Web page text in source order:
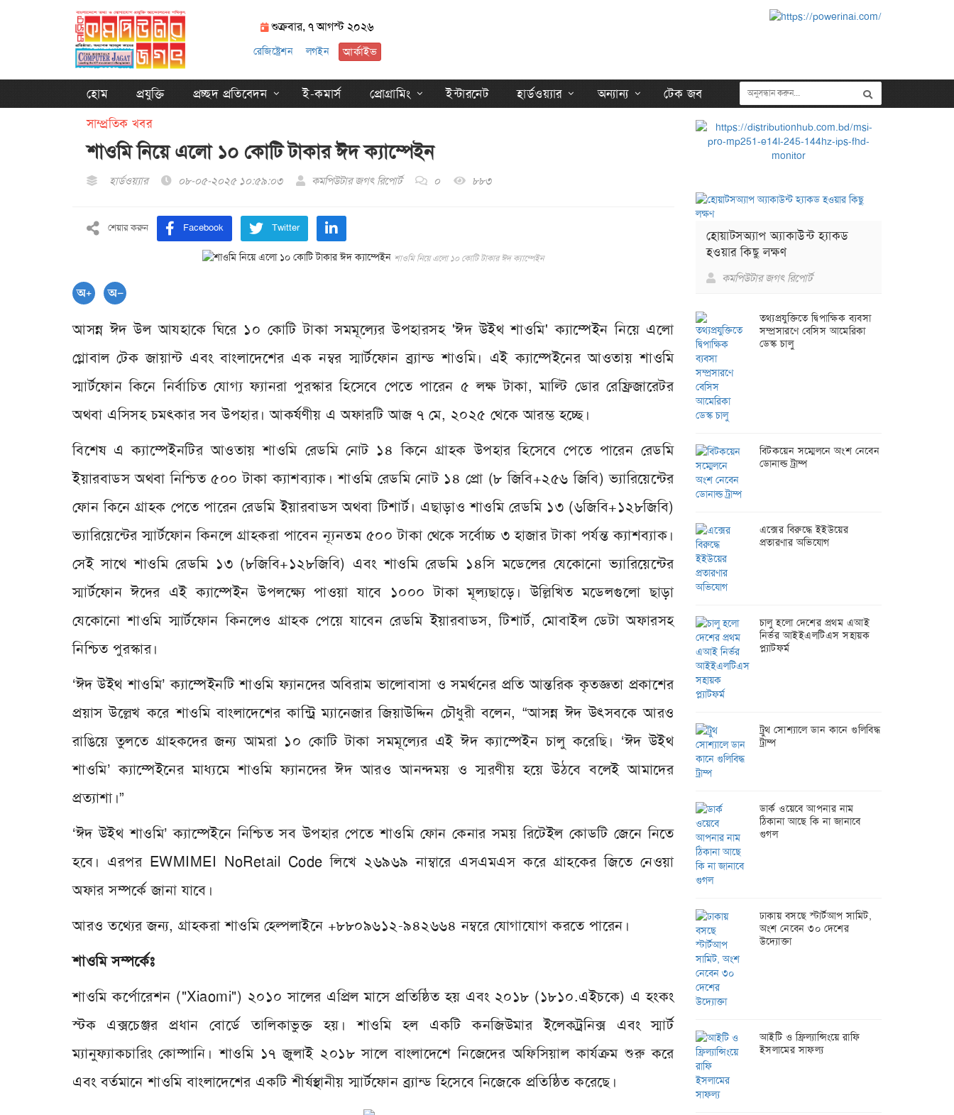
শুক্রবার, ৭ আগস্ট ২০২৬
রেজিষ্ট্রেশন লগইন আর্কাইভ
হোম প্রযুক্তি প্রচ্ছদ প্রতিবেদন ই-কমার্স প্রোগ্রামিং ইন্টারনেট হার্ডওয়্যার অন্যান্য
টেক জব
সাম্প্রতিক খবর
শাওমি নিয়ে এলো ১০ কোটি টাকার ঈদ ক্যাম্পেইন
হার্ডওয়্যার ০৮-০৫-২০২৫ ১০:৫৯:০৩ কমপিউটার জগৎ রিপোর্ট ০ ৮৮৩
শেয়ার করুন Facebook Twitter
শাওমি নিয়ে এলো ১০ কোটি টাকার ঈদ ক্যাম্পেইন
আসন্ন ঈদ উল আযহাকে ঘিরে ১০ কোটি টাকা সমমূল্যের উপহারসহ 'ঈদ উইথ শাওমি' ক্যাম্পেইন নিয়ে এলো
গ্লোবাল টেক জায়ান্ট এবং বাংলাদেশের এক নম্বর স্মার্টফোন ব্র্যান্ড শাওমি। এই ক্যাম্পেইনের আওতায় শাওমি
স্মার্টফোন কিনে নির্বাচিত যোগ্য ফ্যানরা পুরস্কার হিসেবে পেতে পারেন ৫ লক্ষ টাকা, মাল্টি ডোর রেফ্রিজারেটর
অথবা এসিসহ চমৎকার সব উপহার। আকর্ষণীয় এ অফারটি আজ ৭ মে, ২০২৫ থেকে আরম্ভ হচ্ছে।
বিশেষ এ ক্যাম্পেইনটির আওতায় শাওমি রেডমি নোট ১৪ কিনে গ্রাহক উপহার হিসেবে পেতে পারেন রেডমি
ইয়ারবাডস অথবা নিশ্চিত ৫০০ টাকা ক্যাশব্যাক। শাওমি রেডমি নোট ১৪ প্রো (৮ জিবি+২৫৬ জিবি) ভ্যারিয়েন্টের
ফোন কিনে গ্রাহক পেতে পারেন রেডমি ইয়ারবাডস অথবা টিশার্ট। এছাড়াও শাওমি রেডমি ১৩ (৬জিবি+১২৮জিবি)
ভ্যারিয়েন্টের স্মার্টফোন কিনলে গ্রাহকরা পাবেন ন্যূনতম ৫০০ টাকা থেকে সর্বোচ্চ ৩ হাজার টাকা পর্যন্ত ক্যাশব্যাক।
সেই সাথে শাওমি রেডমি ১৩ (৮জিবি+১২৮জিবি) এবং শাওমি রেডমি ১৪সি মডেলের যেকোনো ভ্যারিয়েন্টের
স্মার্টফোন ঈদের এই ক্যাম্পেইন উপলক্ষ্যে পাওয়া যাবে ১০০০ টাকা মূল্যছাড়ে। উল্লিখিত মডেলগুলো ছাড়া
যেকোনো শাওমি স্মার্টফোন কিনলেও গ্রাহক পেয়ে যাবেন রেডমি ইয়ারবাডস, টিশার্ট, মোবাইল ডেটা অফারসহ
নিশ্চিত পুরস্কার।
‘ঈদ উইথ শাওমি’ ক্যাম্পেইনটি শাওমি ফ্যানদের অবিরাম ভালোবাসা ও সমর্থনের প্রতি আন্তরিক কৃতজ্ঞতা প্রকাশের
প্রয়াস উল্লেখ করে শাওমি বাংলাদেশের কান্ট্রি ম্যানেজার জিয়াউদ্দিন চৌধুরী বলেন, “আসন্ন ঈদ উৎসবকে আরও
রাঙিয়ে তুলতে গ্রাহকদের জন্য আমরা ১০ কোটি টাকা সমমূল্যের এই ঈদ ক্যাম্পেইন চালু করেছি। ‘ঈদ উইথ
শাওমি’ ক্যাম্পেইনের মাধ্যমে শাওমি ফ্যানদের ঈদ আরও আনন্দময় ও স্মরণীয় হয়ে উঠবে বলেই আমাদের
প্রত্যাশা।”
‘ঈদ উইথ শাওমি’ ক্যাম্পেইনে নিশ্চিত সব উপহার পেতে শাওমি ফোন কেনার সময় রিটেইল কোডটি জেনে নিতে
হবে। এরপর EWMIMEI NoRetail Code লিখে ২৬৯৬৯ নাম্বারে এসএমএস করে গ্রাহকের জিতে নেওয়া
অফার সম্পর্কে জানা যাবে।
আরও তথ্যের জন্য, গ্রাহকরা শাওমি হেল্পলাইনে +৮৮০৯৬১২-৯৪২৬৬৪ নম্বরে যোগাযোগ করতে পারেন।
শাওমি সম্পর্কেঃ
শাওমি কর্পোরেশন ("Xiaomi") ২০১০ সালের এপ্রিল মাসে প্রতিষ্ঠিত হয় এবং ২০১৮ (১৮১০.এইচকে) এ হংকং
স্টক এক্সচেঞ্জর প্রধান বোর্ডে তালিকাভুক্ত হয়। শাওমি হল একটি কনজিউমার ইলেকট্রনিক্স এবং স্মার্ট
ম্যানুফ্যাকচারিং কোম্পানি। শাওমি ১৭ জুলাই ২০১৮ সালে বাংলাদেশে নিজেদের অফিসিয়াল কার্যক্রম শুরু করে
এবং বর্তমানে শাওমি বাংলাদেশের একটি শীর্ষস্থানীয় স্মার্টফোন ব্র্যান্ড হিসেবে নিজেকে প্রতিষ্ঠিত করেছে।
হোয়াটসঅ্যাপ অ্যাকাউন্ট হ্যাকড
হওয়ার কিছু লক্ষণ
কমপিউটার জগৎ রিপোর্ট
তথ্যপ্রযুক্তিতে দ্বিপাক্ষিক ব্যবসা
সম্প্রসারণে বেসিস আমেরিকা
ডেস্ক চালু
বিটকয়েন সম্মেলনে অংশ নেবেন
ডোনাল্ড ট্রাম্প
এক্সের বিরুদ্ধে ইইউয়ের
প্রতারণার অভিযোগ
চালু হলো দেশের প্রথম এআই
নির্ভর আইইএলটিএস সহায়ক
প্ল্যাটফর্ম
ট্রুথ সোশ্যালে ডান কানে গুলিবিদ্ধ
ট্রাম্প
ডার্ক ওয়েবে আপনার নাম
ঠিকানা আছে কি না জানাবে
গুগল
ঢাকায় বসছে স্টার্টআপ সামিট,
অংশ নেবেন ৩০ দেশের
উদ্যোক্তা
আইটি ও ফ্রিল্যান্সিংয়ে রাফি
ইসলামের সাফল্য